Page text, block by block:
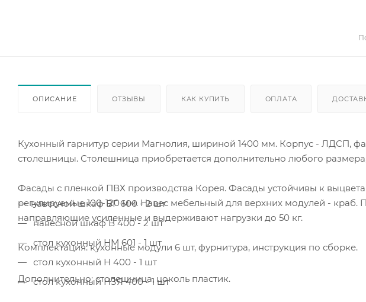
ОПИСАНИЕ ОТЗЫВЫ КАК КУПИТЬ ОПЛАТА
Кухонный гарнитур серии Магнолия, шириной 1400 мм. Корпус - ЛДСП,
столешницы. Столешница приобретается дополнительно любого
Фасады с пленкой ПВХ производства Корея. Фасады устойчивы к
регулируемые 100-120 мм. Навес мебельный для верхних модулей -
направляющие усиленные и выдерживают нагрузки до 50 кг.
Комплектация: кухонные модули 6 шт, фурнитура, инструкция по сборке.
навесной шкаф ВГ 600 - 2 шт
навесной шкаф В 400 - 2 шт
стол кухонный НМ 601 - 1 шт
стол кухонный Н 400 - 1 шт
стол кухонный НЗЯ 400 - 1 шт
Дополнительно: столешница, цоколь пластик.